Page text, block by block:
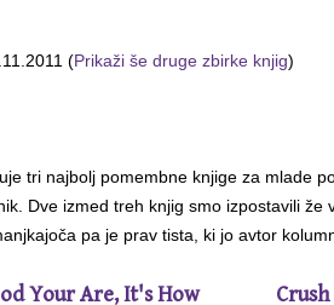
(Prikaži še druge zbirke knjig)
tri najbolj pomembne knjige za mlade
Dve izmed treh knjig smo izpostavili že
pa je prav tista, ki jo avtor
Your Are, It's How